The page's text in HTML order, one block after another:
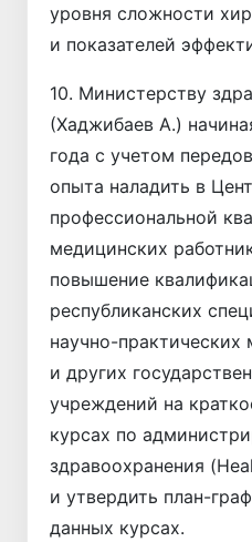
уровня сложности
и показателей
10. Министерству
(Хаджибаев А.)
года с учетом
опыта наладить в
профессиональной
медицинских
повышение
республиканских
научно-
и других
учреждений на
курсах по
здравоохранения
и утвердить план-
данных курсах.